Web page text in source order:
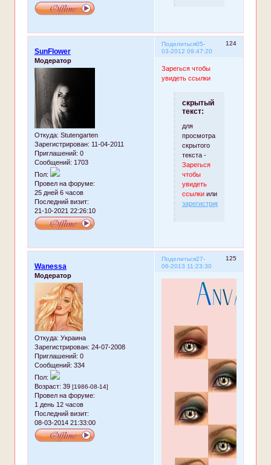
Поделиться 124
05-
03-2012 09:47:20
SunFlower
Модератор
Откуда: Stutengarten
Зарегистрирован: 11-04-2011
Приглашений: 0
Сообщений: 1703
Пол:
Провел на форуме:
25 дней 6 часов
Последний визит:
21-10-2021 22:26:10
Зарегься чтобы
увидеть ссылки
скрытый
текст:
для
просмотра
скрытого
текста -
Зарегься
чтобы
увидеть
ссылкиили
зарегистрируйтесь
Поделиться 125
27-
06-2013 11:23:30
Wanessa
Модератор
Откуда: Украина
Зарегистрирован: 24-07-2008
Приглашений: 0
Сообщений: 334
Пол:
Возраст: 39 [1986-08-14]
Провел на форуме:
1 день 12 часов
Последний визит:
08-03-2014 21:33:00